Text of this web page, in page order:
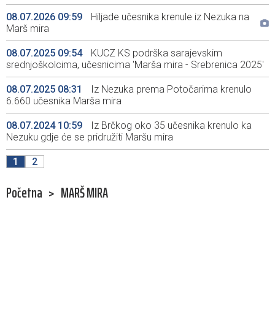
08.07.2026 09:59
Hiljade učesnika krenule iz Nezuka na
Marš mira
08.07.2025 09:54
KUCZ KS podrška sarajevskim
srednjoškolcima, učesnicima 'Marša mira - Srebrenica 2025'
08.07.2025 08:31
Iz Nezuka prema Potočarima krenulo
6.660 učesnika Marša mira
08.07.2024 10:59
Iz Brčkog oko 35 učesnika krenulo ka
Nezuku gdje će se pridružiti Maršu mira
1 2
Početna > MARŠ MIRA